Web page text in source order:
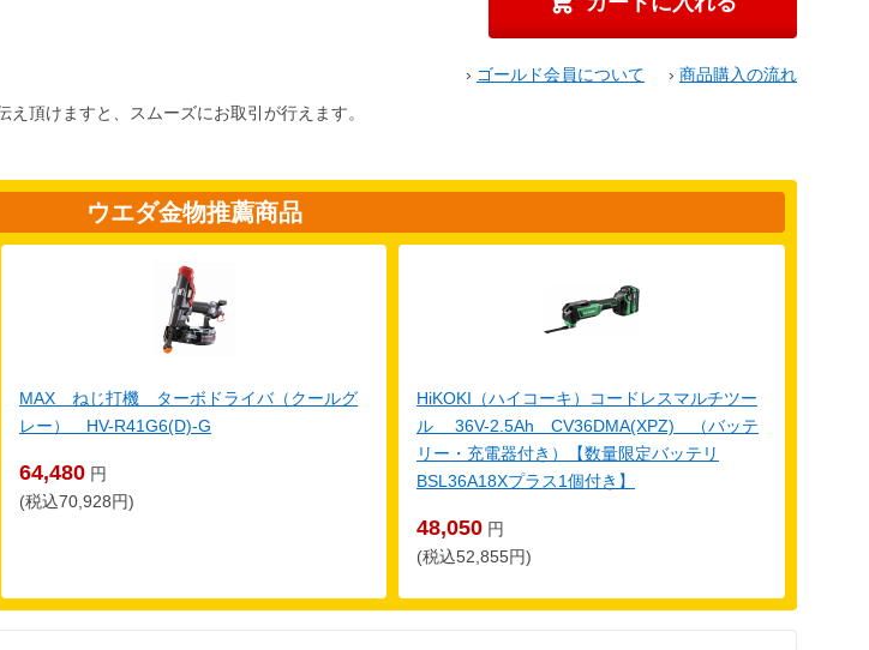
› ゴールド会員について › 商品購入の流れ
頂けますと、スムーズにお取引が行えます。
ウエダ金物推薦商品
MAX ねじ打機 ターボドライバ（クールグ
レー） HV-R41G6(D)-G
64,480 円
(税込70,928円)
HiKOKI（ハイコーキ）コードレスマルチツー
ル 36V-2.5Ah CV36DMA(XPZ) （バッテ
リー・充電器付き）【数量限定バッテリ
BSL36A18Xプラス1個付き】
48,050 円
(税込52,855円)